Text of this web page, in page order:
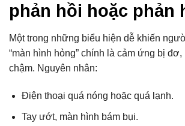
phản hồi hoặc phản
Một trong những biểu hiện dễ khiến
“màn hình hỏng” chính là cảm ứng bị đơ,
chậm. Nguyên nhân:
Điện thoại quá nóng hoặc quá lạnh.
Tay ướt, màn hình bám bụi.